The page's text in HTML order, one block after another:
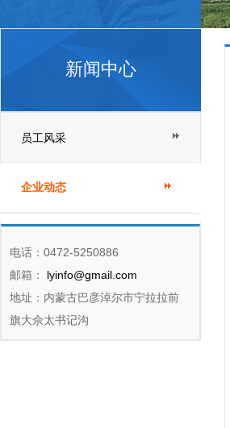
新闻中心
员工风采
企业动态
电话：0472-5250886
邮箱：
lyinfo@gmail.com
地址：内蒙古巴彦淖尔市宁拉拉前
旗大佘太书记沟